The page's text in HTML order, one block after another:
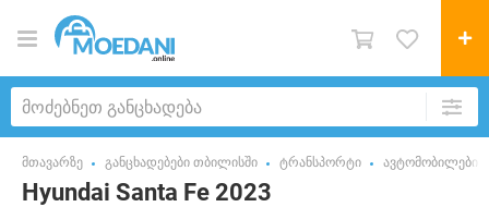
მთავარზე განცხადებები თბილისში ტრანსპორტი ავტომობილები
Hyundai Santa Fe 2023